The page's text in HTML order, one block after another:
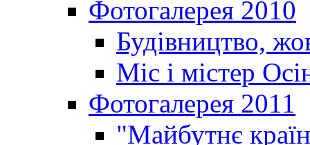
Фотогалерея 2010
Будівництво,
Міс і містер
Фотогалерея 2011
"Майбутнє